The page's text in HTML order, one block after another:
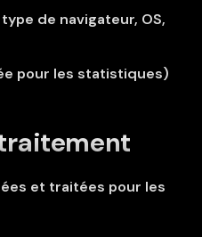
de navigateur, OS,
pour les statistiques)
et traitées pour les